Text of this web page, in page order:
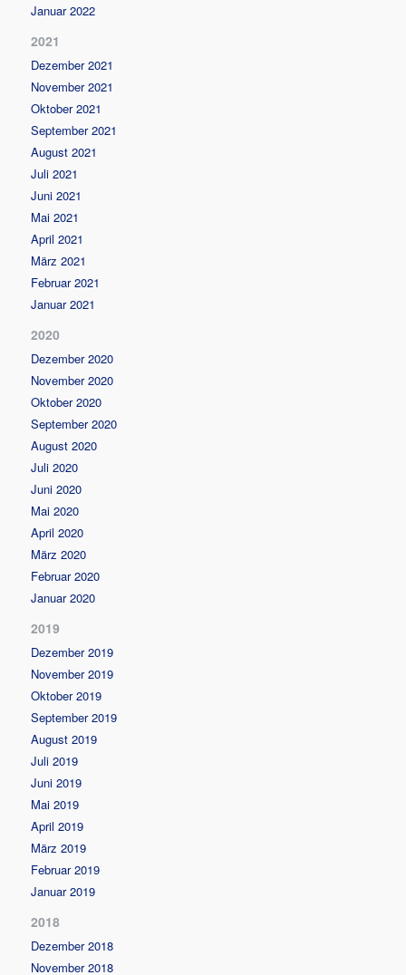
Januar 2022
2021
Dezember 2021
November 2021
Oktober 2021
September 2021
August 2021
Juli 2021
Juni 2021
Mai 2021
April 2021
März 2021
Februar 2021
Januar 2021
2020
Dezember 2020
November 2020
Oktober 2020
September 2020
August 2020
Juli 2020
Juni 2020
Mai 2020
April 2020
März 2020
Februar 2020
Januar 2020
2019
Dezember 2019
November 2019
Oktober 2019
September 2019
August 2019
Juli 2019
Juni 2019
Mai 2019
April 2019
März 2019
Februar 2019
Januar 2019
2018
Dezember 2018
November 2018